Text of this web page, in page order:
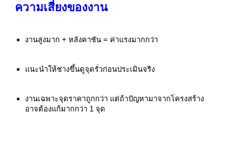
ความเสี่ยงของงาน
งานสูงมาก + หลังคาชัน = ค่าแรงมากกว่า
แนะนำให้ช่างขึ้นดูจุดรั่วก่อนประเมินจริง
งานเฉพาะจุดราคาถูกกว่า แต่ถ้าปัญหามาจากโครงสร้าง
อาจต้องแก้มากกว่า 1 จุด